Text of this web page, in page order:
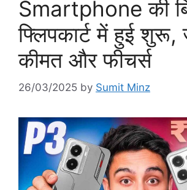
Smartphone की
फ्लिपकार्ट में हुई शुरू,
कीमत और फीचर्स
26/03/2025 by Sumit Minz